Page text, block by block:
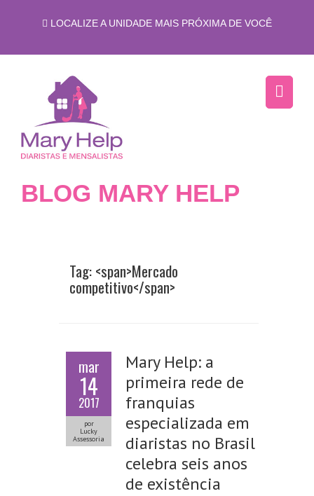
LOCALIZE A UNIDADE MAIS PRÓXIMA DE VOCÊ
BLOG MARY HELP
Tag: <span>Mercado
competitivo</span>
mar
14
2017
por
Lucky
Assessoria
Mary Help: a
primeira rede de
franquias
especializada em
diaristas no Brasil
celebra seis anos
de existência